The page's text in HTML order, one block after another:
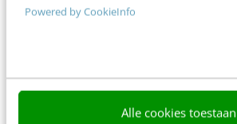
Powered by CookieInfo
Alle cookies toestaan
Content & Communicatie